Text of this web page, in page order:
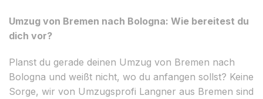
Umzug von Bremen nach Bologna: Wie bereitest du
dich vor?
Planst du gerade deinen Umzug von Bremen nach
Bologna und weißt nicht, wo du anfangen sollst? Keine
Sorge, wir von Umzugsprofi Langner aus Bremen sind